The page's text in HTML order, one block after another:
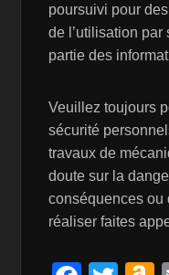
poursuivi pour
de l’utilisation par
partie des
Veuillez toujours
sécurité
travaux de
doute sur la
conséquences ou
réaliser faites